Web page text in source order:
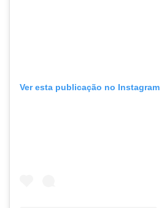
Ver esta publicação no Instagram